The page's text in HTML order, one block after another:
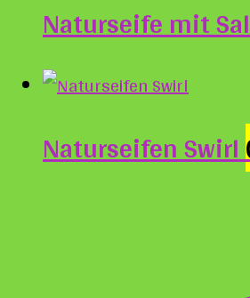
Naturseife mit
Naturseifen Swirl